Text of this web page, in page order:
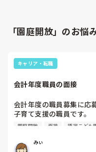
「園庭開放」のお悩
キャリア・転職
会計年度職員の面接
会計年度の職員募集に応
子育て支援の職員です。
今度面接があるのですが
園庭開放 面接 認定こども
みぃ